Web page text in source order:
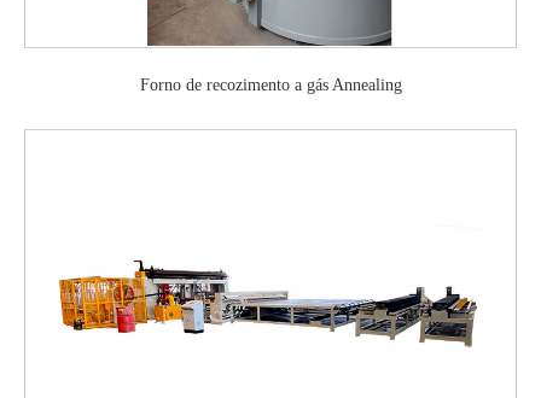
Forno de recozimento a gás Annealing